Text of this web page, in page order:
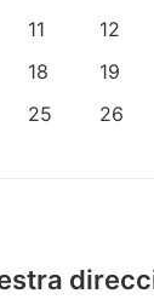
11 12
18 19
25 26